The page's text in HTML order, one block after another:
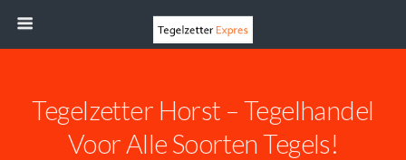
Tegelzetter Horst – Tegelhandel
Voor Alle Soorten Tegels!